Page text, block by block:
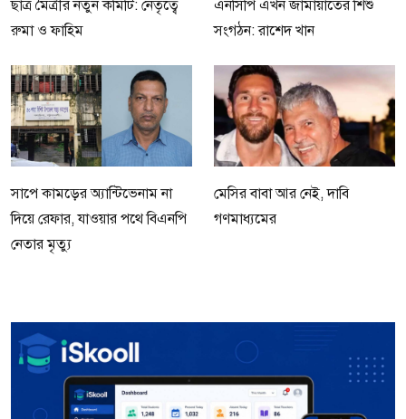
ছাত্র মৈত্রীর নতুন কমিটি: নেতৃত্বে
রুমা ও ফাহিম
এনসিপি এখন জামায়াতের শিশু
সংগঠন: রাশেদ খান
সাপে কামড়ের অ্যান্টিভেনাম না
দিয়ে রেফার, যাওয়ার পথে বিএনপি
নেতার মৃত্যু
মেসির বাবা আর নেই, দাবি
গণমাধ্যমের